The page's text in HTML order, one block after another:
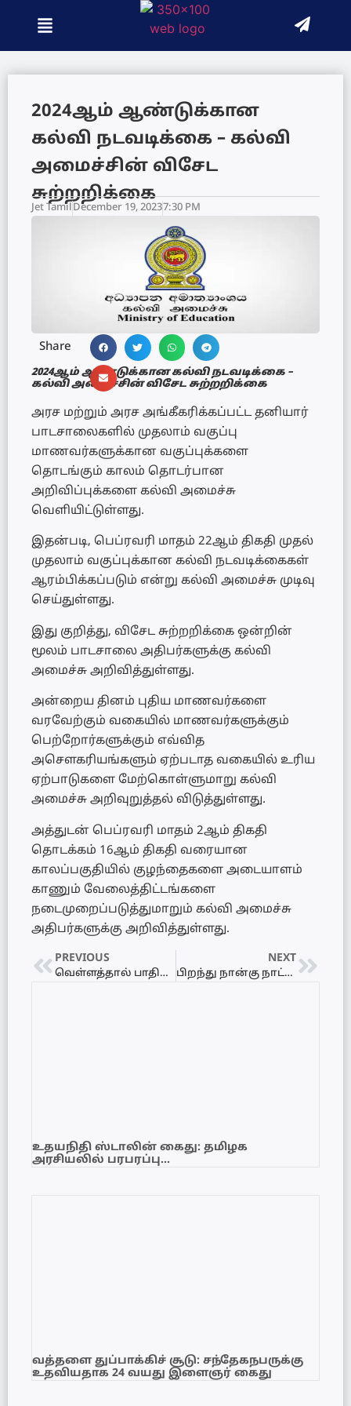
2024ஆம் ஆண்டுக்கான
கல்வி நடவடிக்கை – கல்வி
அமைச்சின் விசேட
சுற்றறிக்கை
Jet TamilDecember 19, 20237:30 PM
Share
2024ஆம் ஆண்டுக்கான கல்வி நடவடிக்கை –
கல்வி அமைச்சின் விசேட சுற்றறிக்கை
அரச மற்றும் அரச அங்கீகரிக்கப்பட்ட தனியார்
பாடசாலைகளில் முதலாம் வகுப்பு
மாணவர்களுக்கான வகுப்புக்களை
தொடங்கும் காலம் தொடர்பான
அறிவிப்புக்களை கல்வி அமைச்சு
வெளியிட்டுள்ளது.
இதன்படி, பெப்ரவரி மாதம் 22ஆம் திகதி முதல்
முதலாம் வகுப்புக்கான கல்வி நடவடிக்கைகள்
ஆரம்பிக்கப்படும் என்று கல்வி அமைச்சு முடிவு
செய்துள்ளது.
இது குறித்து, விசேட சுற்றறிக்கை ஒன்றின்
மூலம் பாடசாலை அதிபர்களுக்கு கல்வி
அமைச்சு அறிவித்துள்ளது.
அன்றைய தினம் புதிய மாணவர்களை
வரவேற்கும் வகையில் மாணவர்களுக்கும்
பெற்றோர்களுக்கும் எவ்வித
அசௌகரியங்களும் ஏற்படாத வகையில் உரிய
ஏற்பாடுகளை மேற்கொள்ளுமாறு கல்வி
அமைச்சு அறிவுறுத்தல் விடுத்துள்ளது.
அத்துடன் பெப்ரவரி மாதம் 2ஆம் திகதி
தொடக்கம் 16ஆம் திகதி வரையான
காலப்பகுதியில் குழந்தைகளை அடையாளம்
காணும் வேலைத்திட்டங்களை
நடைமுறைப்படுத்துமாறும் கல்வி அமைச்சு
அதிபர்களுக்கு அறிவித்துள்ளது.
PREVIOUS
வெள்ளத்தால் பாதிக்கப்பட்ட சென்னை மக்களுக்கு உதவிய யாழ்ப்பாணத்தை சேர்ந்த தியாகி அறக்கட்டளை நிறுவனம்
NEXT
பிறந்து நான்கு நாட்களேயான ஆண் குழந்தை மரணம் – யாழ்ப்பாணத்தில் துயரம்!
உதயநிதி ஸ்டாலின் கைது: தமிழக
அரசியலில் பரபரப்பு…
வத்தளை துப்பாக்கிச் சூடு: சந்தேகநபருக்கு
உதவியதாக 24 வயது இளைஞர் கைது